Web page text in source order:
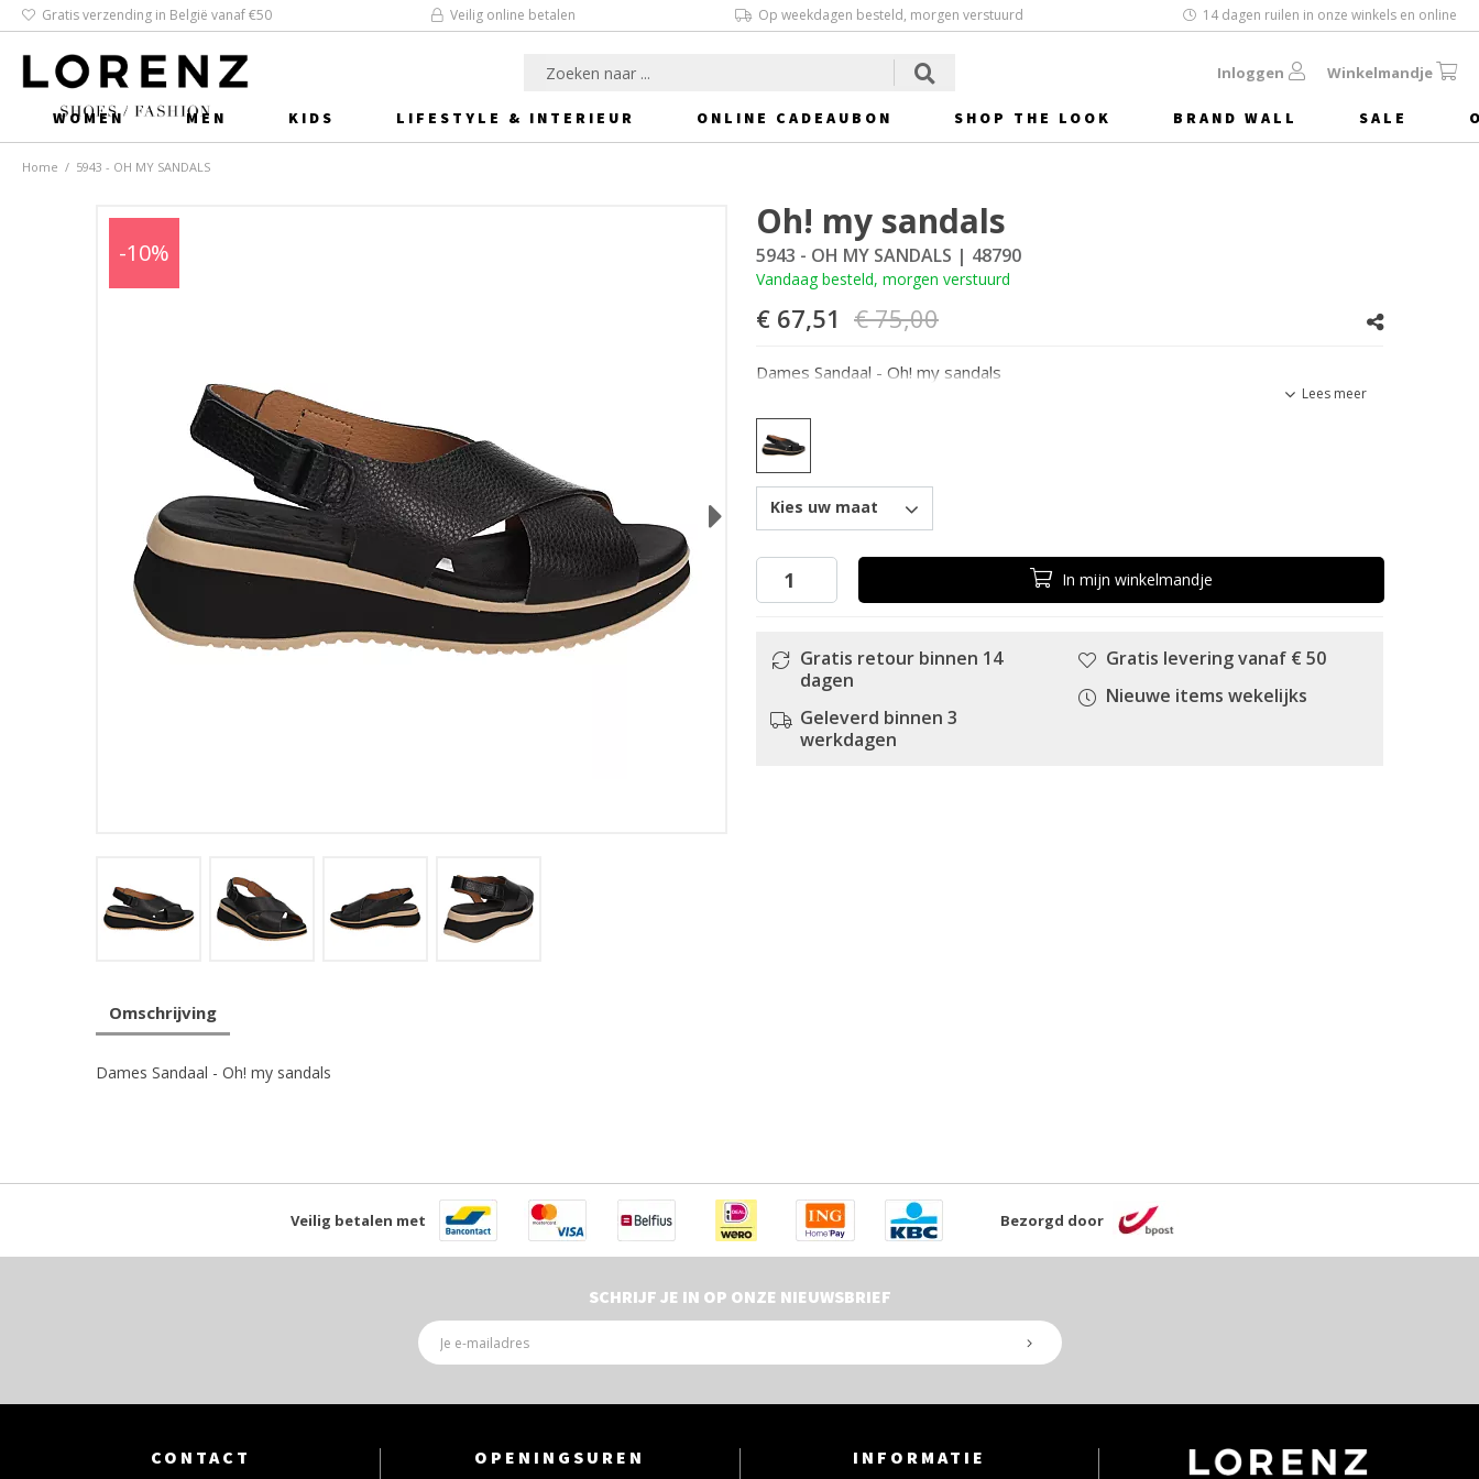
Gratis verzending in België vanaf €50 Veilig online betalen Op weekdagen besteld, morgen verstuurd 14 dagen ruilen in onze winkels en online
Inloggen Winkelmandje
WOMEN MEN KIDS LIFESTYLE & INTERIEUR ONLINE CADEAUBON SHOP THE LOOK BRAND WALL SALE
Home / 5943 - OH MY SANDALS
-10%
Next
Oh! my sandals
5943 - OH MY SANDALS | 48790
Vandaag besteld, morgen verstuurd
€ 75,00
€ 67,51
Dames Sandaal - Oh! my sandals
Lees meer
Kies uw maat
In mijn winkelmandje
Gratis retour binnen 14
dagen
Geleverd binnen 3
werkdagen
Gratis levering vanaf € 50
Nieuwe items wekelijks
Omschrijving
Dames Sandaal - Oh! my sandals
Veilig betalen met Bezorgd door
SCHRIJF JE IN OP ONZE NIEUWSBRIEF
CONTACT OPENINGSUREN INFORMATIE